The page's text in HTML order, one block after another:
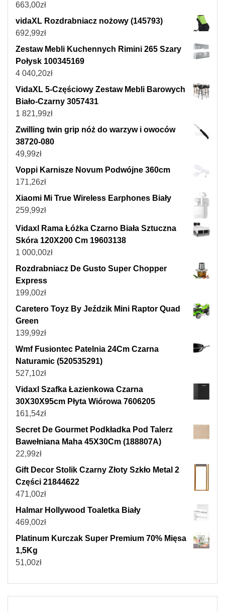
663,00zł
vidaXL Rozdrabniacz nożowy (145793)
692,99zł
Zestaw Mebli Kuchennych Rimini 265 Szary
Połysk 100345169
4 040,20zł
VidaXL 5-Częściowy Zestaw Mebli Barowych
Biało-Czarny 3057431
1 821,99zł
Zwilling twin grip nóż do warzyw i owoców
38720-080
49,99zł
Voppi Karnisze Novum Podwójne 360cm
171,26zł
Xiaomi Mi True Wireless Earphones Biały
259,99zł
Vidaxl Rama Łóżka Czarno Biała Sztuczna
Skóra 120X200 Cm 19603138
1 000,00zł
Rozdrabniacz De Gusto Super Chopper
Express
199,00zł
Caretero Toyz By Jeździk Mini Raptor Quad
Green
139,99zł
Wmf Fusiontec Patelnia 24Cm Czarna
Naturamic (520535291)
527,10zł
Vidaxl Szafka Łazienkowa Czarna
30X30X95cm Płyta Wiórowa 7606205
161,54zł
Secret De Gourmet Podkładka Pod Talerz
Bawełniana Maha 45X30Cm (188807A)
22,99zł
Gift Decor Stolik Czarny Złoty Szkło Metal 2
Części 21844622
471,00zł
Halmar Hollywood Toaletka Biały
469,00zł
Platinum Kurczak Super Premium 70% Mięsa
1,5Kg
51,00zł